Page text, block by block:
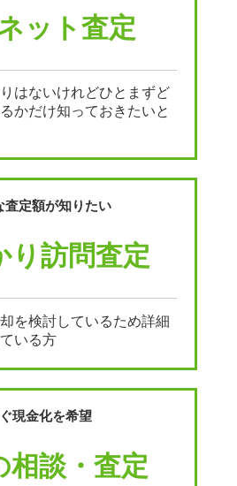
ット査定
はないけれどひとまずど
かだけ知っておきたいと
査定額が知りたい
り訪問査定
を検討しているため詳細
いる方
現金化を希望
相談・査定